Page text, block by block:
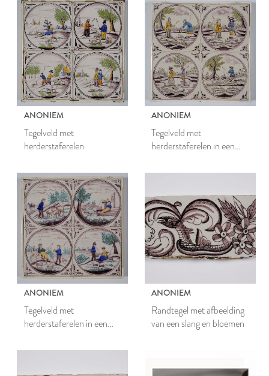
ANONIEM
Tegelveld met
herderstaferelen
ANONIEM
Tegelveld met
herderstaferelen in een
ANONIEM
Tegelveld met
herderstaferelen in een
ANONIEM
Randtegel met afbeelding
van een slang en bloemen